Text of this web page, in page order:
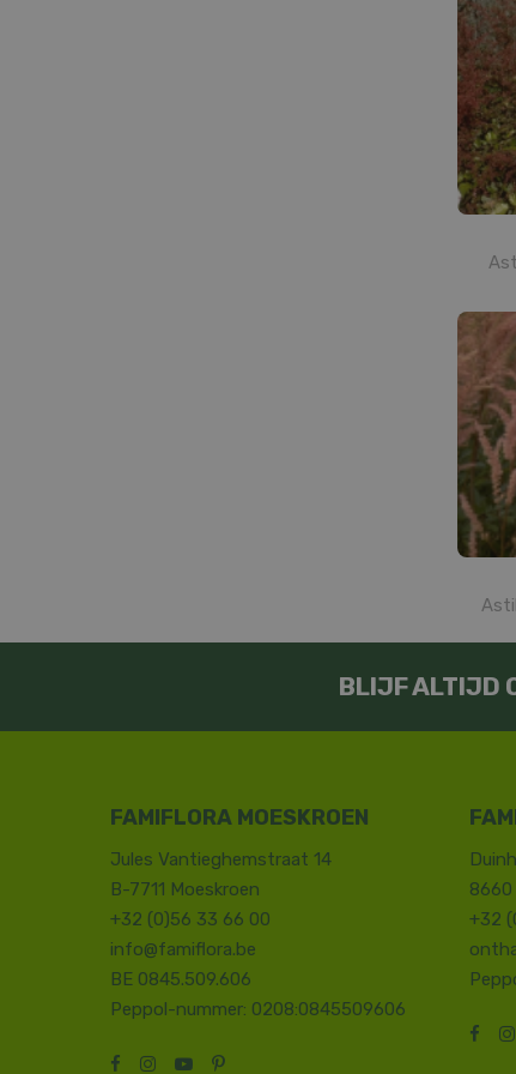
BLIJF ALTIJD
FAMIFLORA MOESKROEN
Jules Vantieghemstraat 14
B-7711 Moeskroen
+32 (0)56 33 66 00
info@famiflora.be
BE 0845.509.606
Peppol-nummer: 0208:0845509606
8660
+32